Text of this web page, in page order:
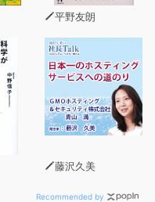
紹介していきます。
に必要な部分だけつまん
もできます。
例＞
カレンダーにメモし
平野友朗
藤沢久美
Recommended by